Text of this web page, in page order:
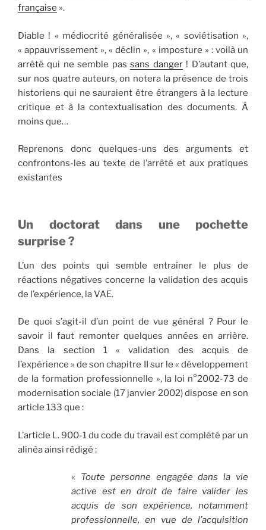
française ».
Diable ! « médiocrité généralisée », « soviétisation »,
« appauvrissement », « déclin », « imposture » : voilà un
arrêté qui ne semble passans danger! D’autant que,
sur nos quatre auteurs, on notera la présence de trois
historiens qui ne sauraient être étrangers à la lecture
critique et à la contextualisation des documents. À
moins que…
Reprenons donc quelques-uns des arguments et
confrontons-les au texte de l’arrêté et aux pratiques
existantes
Un doctorat dans une pochette
surprise ?
L’un des points qui semble entraîner le plus de
réactions négatives concerne la validation des acquis
de l’expérience, la VAE.
De quoi s’agit-il d’un point de vue général ? Pour le
savoir il faut remonter quelques années en arrière.
Dans la section 1 « validation des acquis de
l’expérience » de son chapitre II sur le « développement
de la formation professionnelle », la loi n°2002-73 de
modernisation sociale (17 janvier 2002) dispose en son
article 133 que :
L’article L. 900-1 du code du travail est complété par un
alinéa ainsi rédigé :
« Toute personne engagée dans la vie
active est en droit de faire valider les
acquis de son expérience, notamment
professionnelle, en vue de l’acquisition